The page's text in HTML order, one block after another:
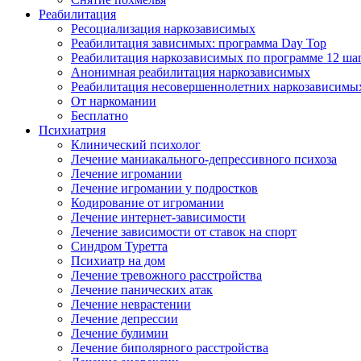
Реабилитация
Ресоциализация наркозависимых
Реабилитация зависимых: программа Day Top
Реабилитация наркозависимых по программе 12
Анонимная реабилитация наркозависимых
Реабилитация несовершеннолетних
От наркомании
Бесплатно
Психиатрия
Клинический психолог
Лечение маниакального-депрессивного психоза
Лечение игромании
Лечение игромании у подростков
Кодирование от игромании
Лечение интернет-зависимости
Лечение зависимости от ставок на спорт
Синдром Туретта
Психиатр на дом
Лечение тревожного расстройства
Лечение панических атак
Лечение неврастении
Лечение депрессии
Лечение булимии
Лечение биполярного расстройства